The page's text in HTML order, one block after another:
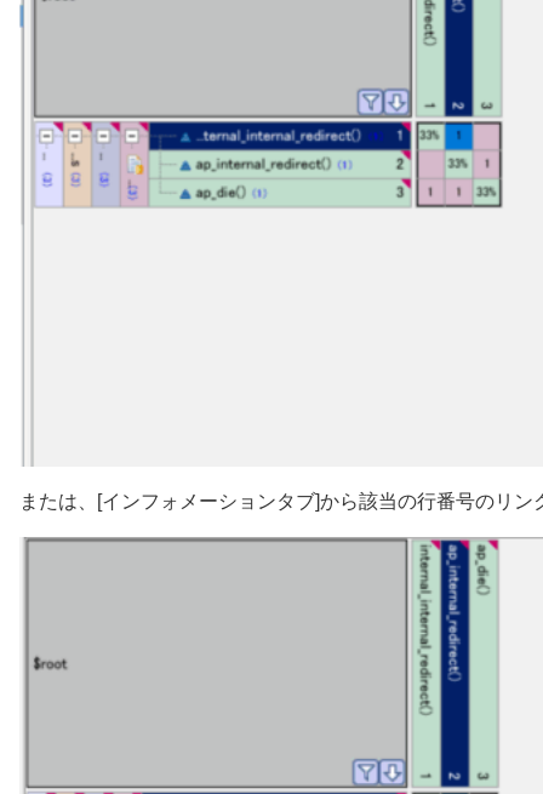
または、[インフォメーションタブ]から該当の行番号のリ